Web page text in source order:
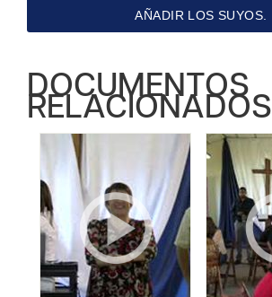
AÑADIR LOS SUYOS.
DOCUMENTOS
RELACIONADOS